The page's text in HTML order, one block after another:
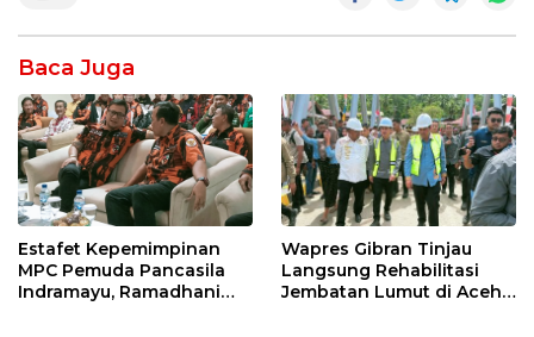
Baca Juga
Estafet Kepemimpinan
MPC Pemuda Pancasila
Indramayu, Ramadhani
Wapres Gibran Tinjau
Langsung Rehabilitasi
Jembatan Lumut di Aceh